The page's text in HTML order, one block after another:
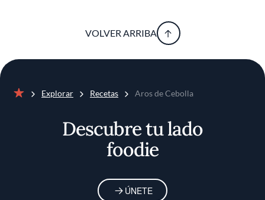
VOLVER ARRIBA
Explorar Recetas Aros de Cebolla
Descubre tu lado
foodie
ÚNETE